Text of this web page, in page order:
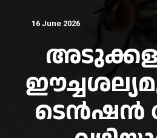
16 June 2026
ടെന്‍ഷന്‍